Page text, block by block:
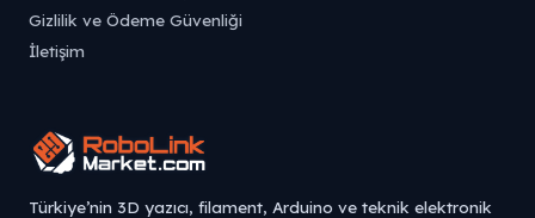
Gizlilik ve Ödeme Güvenliği
İletişim
Türkiye’nin 3D yazıcı, filament, Arduino ve teknik elektronik